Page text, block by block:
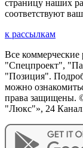
страницу наших
соответствуют
к рассылкам
Все
"Спецпроект",
"Позиция".
можно
права защищены.
"Люкс"», 24